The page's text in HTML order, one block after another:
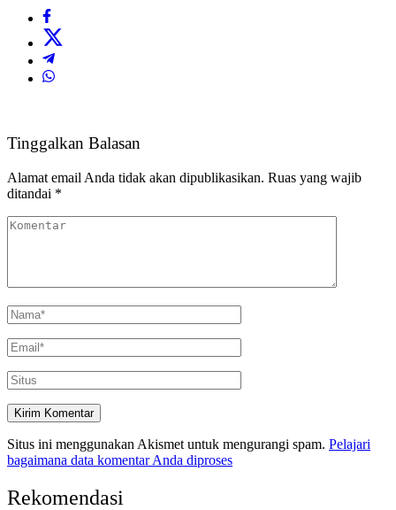
Tinggalkan Balasan
Alamat email Anda tidak akan dipublikasikan. Ruas yang wajib
ditandai *
Situs ini menggunakan Akismet untuk mengurangi spam. Pelajari
bagaimana data komentar Anda diproses
Rekomendasi